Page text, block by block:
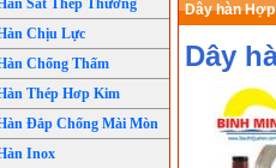
Sắt Thép Thường
Chịu Lực
Chống Thấm
Thép Hơp Kim
Đắp Chống Mài Mòn
Inox
Dây hàn
Dây